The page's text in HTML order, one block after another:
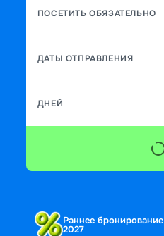
ПОСЕТИТЬ ОБЯЗАТЕЛЬНО
ДАТЫ ОТПРАВЛЕНИЯ
ДНЕЙ
Раннее бронирование
2027